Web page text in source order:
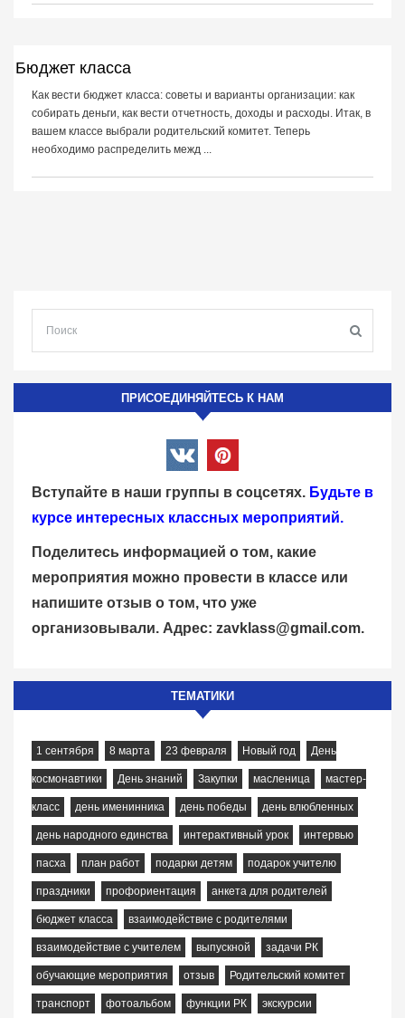
Бюджет класса
Как вести бюджет класса: советы и варианты организации: как
собирать деньги, как вести отчетность, доходы и расходы. Итак, в
вашем классе выбрали родительский комитет. Теперь
необходимо распределить межд ...
ПРИСОЕДИНЯЙТЕСЬ К НАМ
Вступайте в наши группы в соцсетях. Будьте в
курсе интересных классных мероприятий.
Поделитесь информацией о том, какие
мероприятия можно провести в классе или
напишите отзыв о том, что уже
организовывали. Адрес: zavklass@gmail.com.
ТЕМАТИКИ
1 сентября 8 марта 23 февраля Новый год День
космонавтики День знаний Закупки масленица мастер-
класс день именинника день победы день влюбленных
день народного единства интерактивный урок интервью
пасха план работ подарки детям подарок учителю
праздники профориентация анкета для родителей
бюджет класса взаимодействие с родителями
взаимодействие с учителем выпускной задачи РК
обучающие мероприятия отзыв Родительский комитет
транспорт фотоальбом функции РК экскурсии